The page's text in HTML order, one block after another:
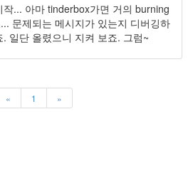
... 아마 tinderbox가면 거의 burning
문제되는 메시지가 있는지 디버깅하
일단 올렸으니 지켜 보죠. 그럼~
« 1 »